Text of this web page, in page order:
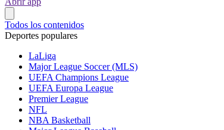
Todos los contenidos
Deportes populares
LaLiga
Major League Soccer (MLS)
UEFA Champions League
UEFA Europa League
Premier League
NFL
NBA Basketball